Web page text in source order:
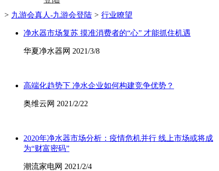
> 九游会真人-九游会登陆 > 行业瞭望
净水器市场复苏 摸准消费者的“心” 才能抓住机遇
华夏净水器网 2021/3/8
高端化趋势下 净水企业如何构建竞争优势？
奥维云网 2021/2/22
2020年净水器市场分析：疫情危机并行 线上市场或将成
为“财富密码”
潮流家电网 2021/2/4